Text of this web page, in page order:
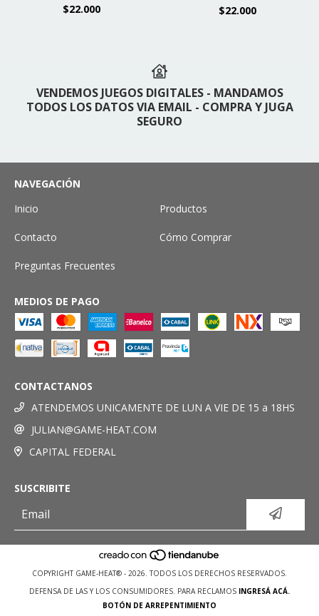
$22.000 $22.000
VENDEMOS JUEGOS DIGITALES - MANDAMOS
TODOS LOS DATOS VIA EMAIL - COMPRA Y JUGA
SEGURO
NAVEGACIÓN
Inicio
Productos
Contacto Cómo Comprar
Preguntas Frecuentes
MEDIOS DE PAGO
CONTACTANOS
ATENDEMOS UNICAMENTE DE LUN A VIE DE 15 a 18HS
JULIAN@GAME-HEAT.COM
CAPITAL FEDERAL
SUSCRIBITE
COPYRIGHT GAME-HEAT® - 2026. TODOS LOS DERECHOS RESERVADOS.
DEFENSA DE LAS Y LOS CONSUMIDORES. PARA RECLAMOS INGRESÁ ACÁ.
BOTÓN DE ARREPENTIMIENTO